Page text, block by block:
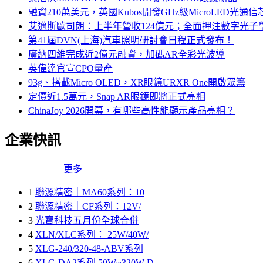
融資210萬美元，英國Kubos開發GHz級MicroLED光通信
艾邁斯歐司朗：上半年營收124億元；全面押注數字光子
第41屆DVN(上海)汽車照明研討會日程正式發布！
廣納四維完成近2億元融資，加碼AR全彩光波導
英偉達官宣CPO量產
93g、搭載Micro OLED，XR眼鏡URXR One開啟眾籌
定價近1.5萬元，Snap AR眼鏡即將正式亮相
ChinaJoy 2026開幕，有哪些高性能顯示產品亮相？
企業快訊
更多
1 聯源精密｜MA60系列：10
2 聯源精密｜CF系列：12V/
3 光寶科技五月份全球合併
4 XLN/XLC系列： 25W/40W/
5 XLG-240/320-48-ABV系列